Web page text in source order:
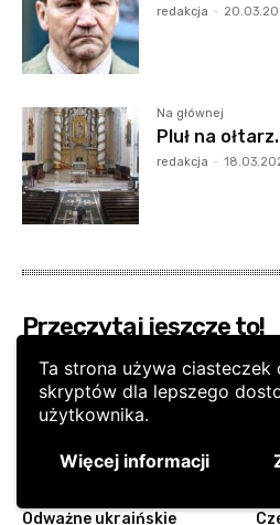
Ta strona używa ciasteczek
skryptów dla lepszego
użytkownika.
Więcej informacji